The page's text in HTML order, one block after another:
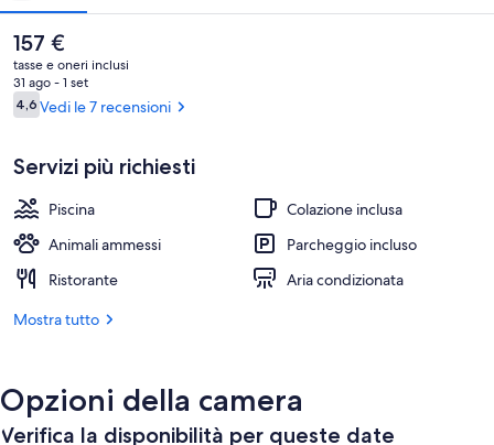
Spiaggia privata nelle vicinanze,
Il
prezzo
attuale
è
157 €
157 €
tasse e oneri inclusi
31 ago - 1 set
Recensioni
4,64,6 su 10
Vedi le 7 recensioni
Servizi più richiesti
Piscina
Colazione inclusa
Animali ammessi
Parcheggio incluso
Ristorante
Aria condizionata
Mostra tutto
Opzioni della camera
Verifica la disponibilità per queste date